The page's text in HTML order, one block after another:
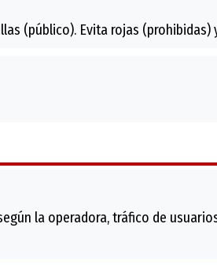
(público). Evita rojas (prohibidas)
la operadora, tráfico de